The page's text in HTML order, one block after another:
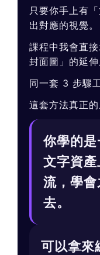
只要你手上有
出對應的視覺。
課程中我會直
封面圖」的延伸
同一套 3 步驟
這套方法真正的
你學的
文字資
流，學
去。
可以拿來